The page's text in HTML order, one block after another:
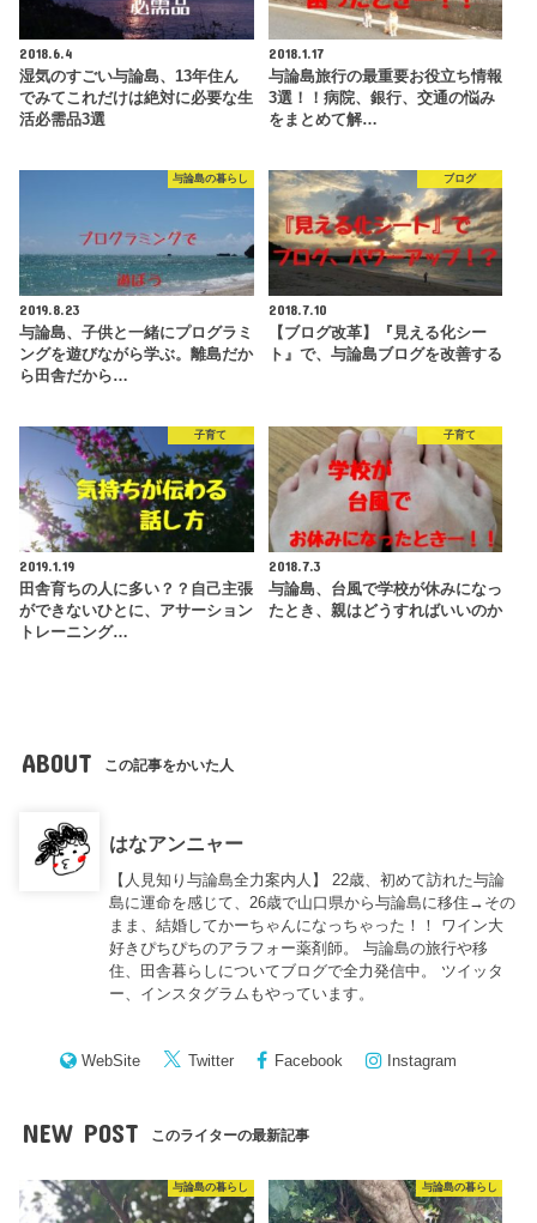
2018.6.4
湿気のすごい与論島、13年住ん
でみてこれだけは絶対に必要な生
活必需品3選
2018.1.17
与論島旅行の最重要お役立ち情報
3選！！病院、銀行、交通の悩み
をまとめて解…
与論島の暮らし
2019.8.23
与論島、子供と一緒にプログラミ
ングを遊びながら学ぶ。離島だか
ら田舎だから…
ブログ
2018.7.10
【ブログ改革】『見える化シー
ト』で、与論島ブログを改善する
子育て
2019.1.19
田舎育ちの人に多い？？自己主張
ができないひとに、アサーション
トレーニング…
子育て
2018.7.3
与論島、台風で学校が休みになっ
たとき、親はどうすればいいのか
ABOUT この記事をかいた人
はなアンニャー
【人見知り与論島全力案内人】 22歳、初めて訪れた与論
島に運命を感じて、26歳で山口県から与論島に移住→その
まま、結婚してかーちゃんになっちゃった！！ ワイン大
好きぴちぴちのアラフォー薬剤師。 与論島の旅行や移
住、田舎暮らしについてブログで全力発信中。 ツイッタ
ー、インスタグラムもやっています。
WebSite Twitter Facebook Instagram
NEW POST このライターの最新記事
与論島の暮らし 与論島の暮らし